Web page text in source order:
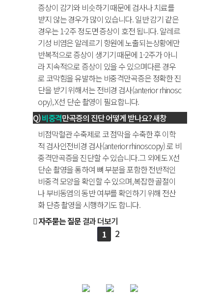
증상이 감기와 비슷하기 때문에 검사나 치료를
받지 않는 경우가 많이 있습니다. 일반 감기 같은
경우는 1-2주 정도면 증상이 호전 됩니다. 알레르
기성 비염은 알레르기 항원에 노출되는상황에만
반복적으로 증상이 생기기 때문에 1-2주가 아니
라 지속적으로 증상이 있을 수 있으며다른 경우
로 코막힘을 유발하는 비중격만곡증은 정확한 진
단을 받기 위해서는 전비경 검사(anterior rhinosc
opy), X선 단순 촬영이 필요합니다.
비중격만곡증의 진단 어떻게 받나요?새창
비점막혈관 수축제로 코 점막을 수축한 후 이학
적 검사인전비경 검사(anterior rhinoscopy) 로 비
중격만곡증을 진단할 수 있습니다.그 외에도 X선
단순 촬영을 통하여 뼈 부분을 포함한 전반적인
비중격 모양을 확인할 수 있으며,복잡한 골절이
나 부비동염의 동반 여부를 확인하기 위해 전산
화 단층 촬영을 시행하기도 합니다.
자주묻는 질문결과 더보기
1
2